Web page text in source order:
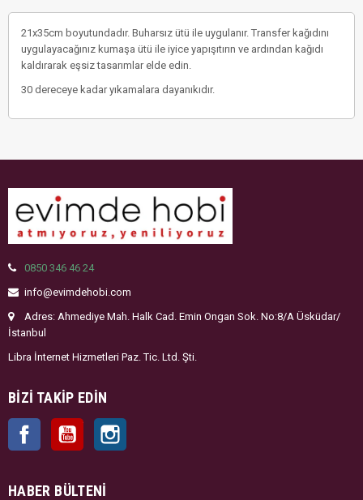
21x35cm boyutundadır. Buharsız ütü ile uygulanır. Transfer kağıdını
uygulayacağınız kumaşa ütü ile iyice yapışıtırın ve ardından kağıdı
kaldırarak eşsiz tasarımlar elde edin.
30 dereceye kadar yıkamalara dayanıkıdır.
0850 346 46 24
info@evimdehobi.com
Adres: Ahmediye Mah. Halk Cad. Emin Ongan Sok. No:8/A Üsküdar/
İstanbul
Libra İnternet Hizmetleri Paz. Tic. Ltd. Şti.
BIZI TAKIP EDIN
Facebook YouTube
HABER BÜLTENI